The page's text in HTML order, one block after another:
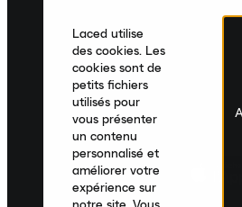
France|Français
Laced utilise
des cookies. Les
cookies sont de
petits fichiers
utilisés pour
vous présenter
un contenu
personnalisé et
améliorer votre
expérience sur